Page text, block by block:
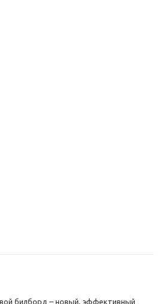
билборд – новый, эффективный